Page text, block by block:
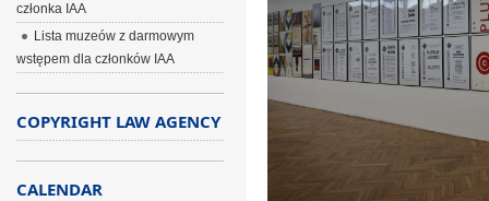
członka IAA
Lista muzeów z darmowym
wstępem dla członków IAA
COPYRIGHT LAW AGENCY
CALENDAR